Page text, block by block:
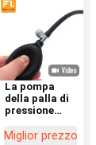
La pompa
della palla di
pressione
fatta del PVC
Miglior prezzo